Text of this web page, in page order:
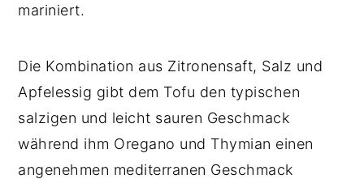
mariniert.
Die Kombination aus Zitronensaft, Salz und
Apfelessig gibt dem Tofu den typischen
salzigen und leicht sauren Geschmack
während ihm Oregano und Thymian einen
angenehmen mediterranen Geschmack